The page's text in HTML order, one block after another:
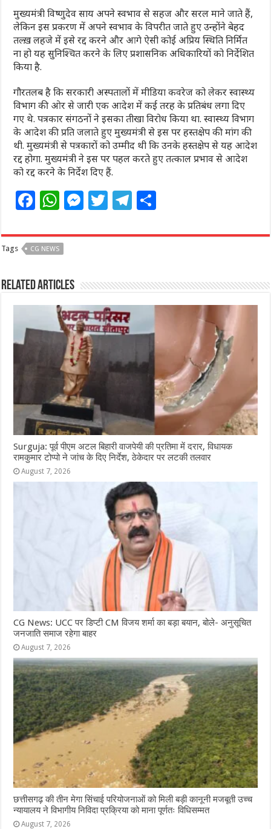
मुख्यमंत्री विष्णुदेव साय अपने स्वभाव से सहज और सरल माने जाते हैं,
लेकिन इस प्रकरण में अपने स्वभाव के विपरीत जाते हुए उन्होंने बेहद
तल्ख़ लहजे में इसे रद्द करने और आगे ऐसी कोई अप्रिय स्थिति निर्मित
ना हो यह सुनिश्चित करने के लिए प्रशासनिक अधिकारियों को निर्देशित
किया है.
गौरतलब है कि सरकारी अस्पतालों में मीडिया कवरेज को लेकर स्वास्थ्य
विभाग की ओर से जारी एक आदेश में कई तरह के प्रतिबंध लगा दिए
गए थे. पत्रकार संगठनों ने इसका तीखा विरोध किया था. स्वास्थ्य विभाग
के आदेश की प्रति जलाते हुए मुख्यमंत्री से इस पर हस्तक्षेप की मांग की
थी. मुख्यमंत्री से पत्रकारों को उम्मीद थी कि उनके हस्तक्षेप से यह आदेश
रद्द होगा. मुख्यमंत्री ने इस पर पहल करते हुए तत्काल प्रभाव से आदेश
को रद्द करने के निर्देश दिए हैं.
F
c
e
b
o
k
W
at
s
A
p
p
M
ss
n
g
e
r
T
itt
r
T
e
ra
m
ar
Tags CG NEWS
Related Articles
Surguja: पूर्व पीएम अटल बिहारी वाजपेयी की प्रतिमा में दरार, विधायक
रामकुमार टोप्पो ने जांच के दिए निर्देश, ठेकेदार पर लटकी तलवार
August 7, 2026
CG News: UCC पर डिप्टी CM विजय शर्मा का बड़ा बयान, बोले- अनुसूचित
जनजाति समाज रहेगा बाहर
August 7, 2026
छत्तीसगढ़ की तीन मेगा सिंचाई परियोजनाओं को मिली बड़ी कानूनी मजबूती उच्च
न्यायालय ने विभागीय निविदा प्रक्रिया को माना पूर्णतः विधिसम्मत
August 7, 2026